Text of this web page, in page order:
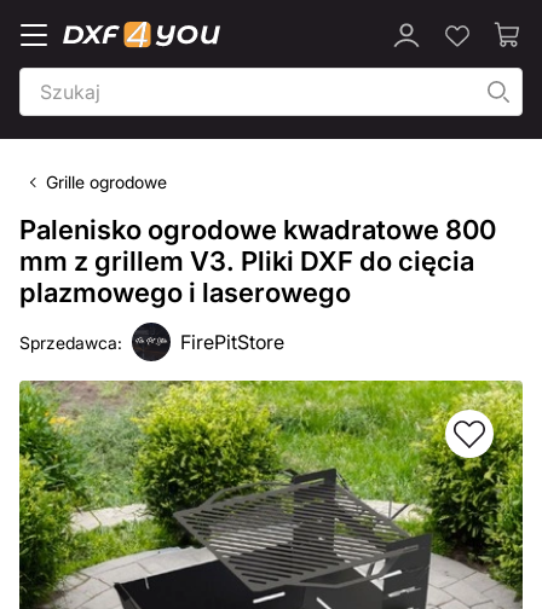
Grille ogrodowe
Palenisko ogrodowe kwadratowe 800
mm z grillem V3. Pliki DXF do cięcia
plazmowego i laserowego
Sprzedawca: FirePitStore